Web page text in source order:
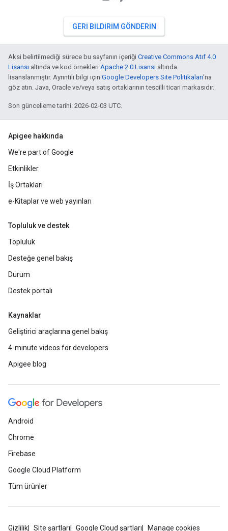
GERI BILDIRIM GÖNDERIN
Aksi belirtilmediği sürece bu sayfanın içeriği Creative Commons Atıf 4.0
Lisansı altında ve kod örnekleri Apache 2.0 Lisansı altında
lisanslanmıştır. Ayrıntılı bilgi için Google Developers Site Politikaları'na
göz atın. Java, Oracle ve/veya satış ortaklarının tescilli ticari markasıdır.
Son güncelleme tarihi: 2026-02-03 UTC.
Apigee hakkında
We're part of Google
Etkinlikler
İş Ortakları
e-Kitaplar ve web yayınları
Topluluk ve destek
Topluluk
Desteğe genel bakış
Durum
Destek portalı
Kaynaklar
Geliştirici araçlarına genel bakış
4-minute videos for developers
Apigee blog
Android
Chrome
Firebase
Google Cloud Platform
Tüm ürünler
Gizlilik Site şartları Google Cloud şartları Manage cookies